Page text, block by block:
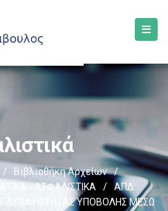
/ Βιβλιοθήκη Αρχείων
/
- ΑΣΦΑΛΙΣΤΙΚΑ /
ΑΠΔ:
ΔΥΝΑΤΟΤΗΤΑΣ ΥΠΟΒΟΛΗΣ ΜΕΣΩ